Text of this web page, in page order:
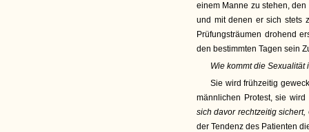
einem Manne zu stehen,
und mit denen er sich stets
Prüfungsträumen drohend
den bestimmten Tagen sein
Wie kommt die
Sie wird frühzeitig
männlichen Protest, sie
sich davor rechtzeitig sichert,
der Tendenz des Patienten